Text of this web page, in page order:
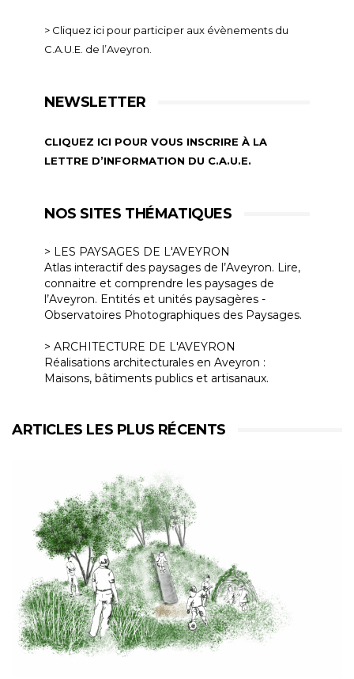
> Cliquez ici pour participer aux évènements du
C.A.U.E. de l’Aveyron.
NEWSLETTER
CLIQUEZ ICI POUR VOUS INSCRIRE À LA
LETTRE D’INFORMATION DU C.A.U.E.
NOS SITES THÉMATIQUES
> LES PAYSAGES DE L'AVEYRON
Atlas interactif des paysages de l’Aveyron. Lire,
connaitre et comprendre les paysages de
l’Aveyron. Entités et unités paysagères -
Observatoires Photographiques des Paysages.
> ARCHITECTURE DE L'AVEYRON
Réalisations architecturales en Aveyron :
Maisons, bâtiments publics et artisanaux.
ARTICLES LES PLUS RÉCENTS